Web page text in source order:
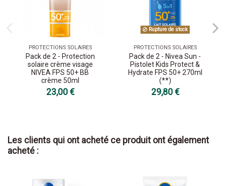
PROTECTIONS SOLAIRES
Pack de 2 - Protection
solaire crème visage
NIVEA FPS 50+ BB
crème 50ml
23,00 €
Rupture de stock
PROTECTIONS SOLAIRES
Pack de 2 - Nivea Sun -
Pistolet Kids Protect &
Hydrate FPS 50+ 270ml
(**)
29,80 €
Les clients qui ont acheté ce produit ont également
acheté :